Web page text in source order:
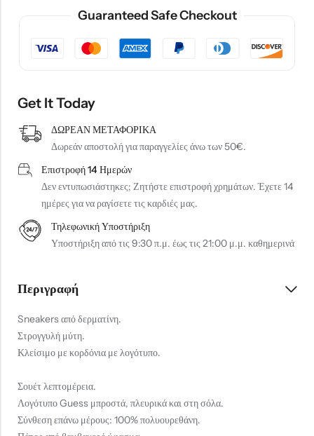
Guaranteed Safe Checkout
Get It Today
ΔΩΡΕΑΝ ΜΕΤΑΦΟΡΙΚΑ
Δωρεάν αποστολή για παραγγελίες άνω των 50€.
Επιστροφή 14 Ημερών
Δεν εντυπωσιάστηκες; Ζητήστε επιστροφή χρημάτων. Έχετε 14
ημέρες για να ραγίσετε τις καρδιές μας.
Τηλεφωνική Υποστήριξη
Υποστήριξη από τις 9:30 π.μ. έως τις 21:00 μ.μ. καθημερινά
Περιγραφή
Sneakers από δερματίνη.
Στρογγυλή μύτη.
Κλείσιμο με κορδόνια με λογότυπο.
Σουέτ λεπτομέρεια.
Λογότυπο Guess μπροστά, πλευρικά και στη σόλα.
Σύνθεση επάνω μέρους: 100% πολυουρεθάνη.